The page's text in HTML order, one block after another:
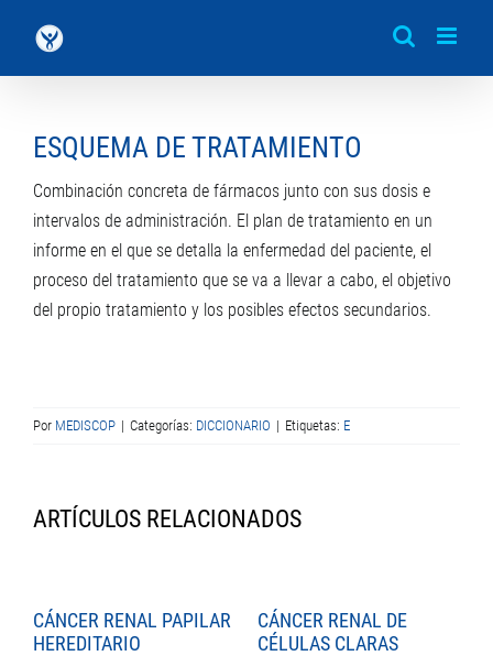
contenido
ESQUEMA DE TRATAMIENTO
Combinación concreta de fármacos junto con sus dosis e
intervalos de administración. El plan de tratamiento en un
informe en el que se detalla la enfermedad del paciente, el
proceso del tratamiento que se va a llevar a cabo, el objetivo
del propio tratamiento y los posibles efectos secundarios.
Por MEDISCOP | Categorías: DICCIONARIO | Etiquetas: E
ARTÍCULOS RELACIONADOS
CÁNCER RENAL PAPILAR
HEREDITARIO
CÁNCER RENAL DE
CÉLULAS CLARAS